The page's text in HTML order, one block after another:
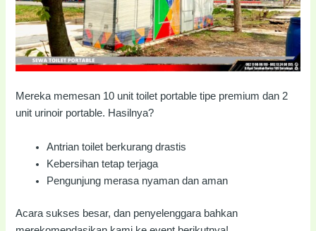
Mereka memesan 10 unit toilet portable tipe premium dan 2
unit urinoir portable. Hasilnya?
Antrian toilet berkurang drastis
Kebersihan tetap terjaga
Pengunjung merasa nyaman dan aman
Acara sukses besar, dan penyelenggara bahkan